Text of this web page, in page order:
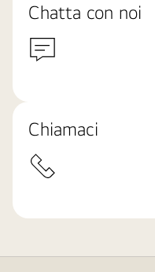
Chatta con noi
Chiamaci